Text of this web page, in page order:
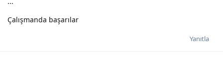
Çalışmanda başarılar
Yanıtla